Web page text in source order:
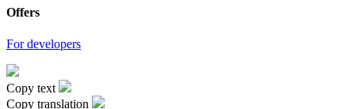
Offers
For developers
Copy text
Copy translation